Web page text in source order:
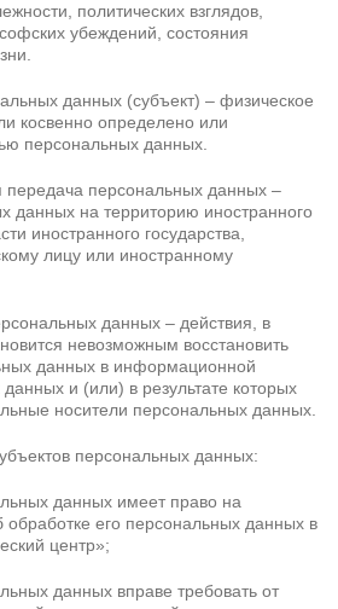
политических взглядов,
убеждений, состояния
данных (субъект) – физическое
косвенно определено или
персональных данных.
передача персональных данных –
данных на территорию иностранного
иностранного государства,
лицу или иностранному
данных – действия, в
невозможным восстановить
данных в информационной
и (или) в результате которых
носители персональных данных.
персональных данных:
данных имеет право на
обработке его персональных данных в
центр»;
данных вправе требовать от